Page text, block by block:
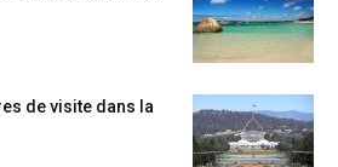
de visite dans la